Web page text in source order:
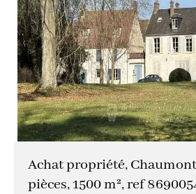
Achat propriété,
pièces, 1500 m², ref